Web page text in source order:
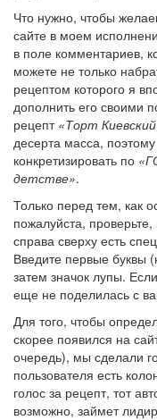
Что нужно, чтобы
сайте в моем
в поле комментариев,
можете не только
рецептом которого я
дополнить его своими
рецепт «Торт
десерта масса,
конкретизировать по
детстве».
Только перед тем, как
пожалуйста,
справа сверху есть
Введите первые буквы
затем значок лупы.
еще не поделилась с
Для того, чтобы
скорее появился на
очередь), мы сделали
пользователя есть
голос за рецепт, тот
возможно, займет